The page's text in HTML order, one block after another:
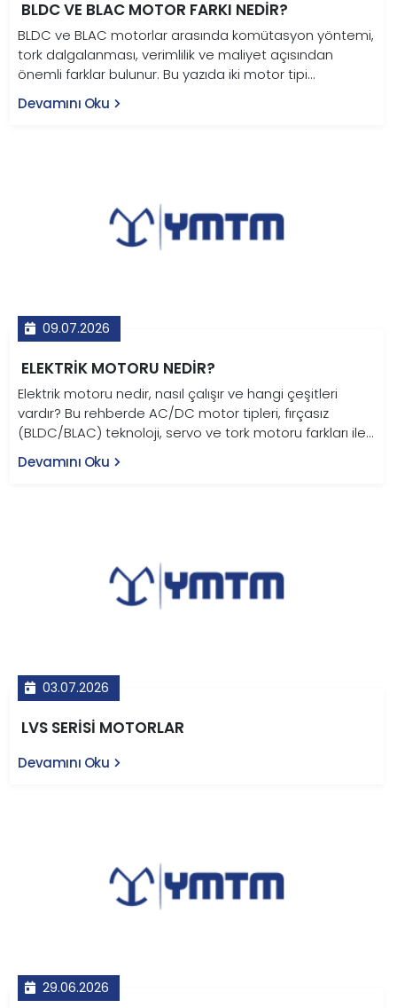
BLDC VE BLAC MOTOR FARKI NEDIR?
BLDC ve BLAC motorlar arasında komütasyon yöntemi,
tork dalgalanması, verimlilik ve maliyet açısından
önemli farklar bulunur. Bu yazıda iki motor tipi
karşılaştırmalı tablo ve grafiklerle teknik olarak ele
alınıyor.
Devamını Oku
09.07.2026
ELEKTRIK MOTORU NEDIR?
Elektrik motoru nedir, nasıl çalışır ve hangi çeşitleri
vardır? Bu rehberde AC/DC motor tipleri, fırçasız
(BLDC/BLAC) teknoloji, servo ve tork motoru farkları ile
endüstriyel kullanım alanları YMTM Teknoloji
uzmanlığıyla anlatılıyor.
Devamını Oku
03.07.2026
LVS SERİSİ MOTORLAR
Devamını Oku
29.06.2026